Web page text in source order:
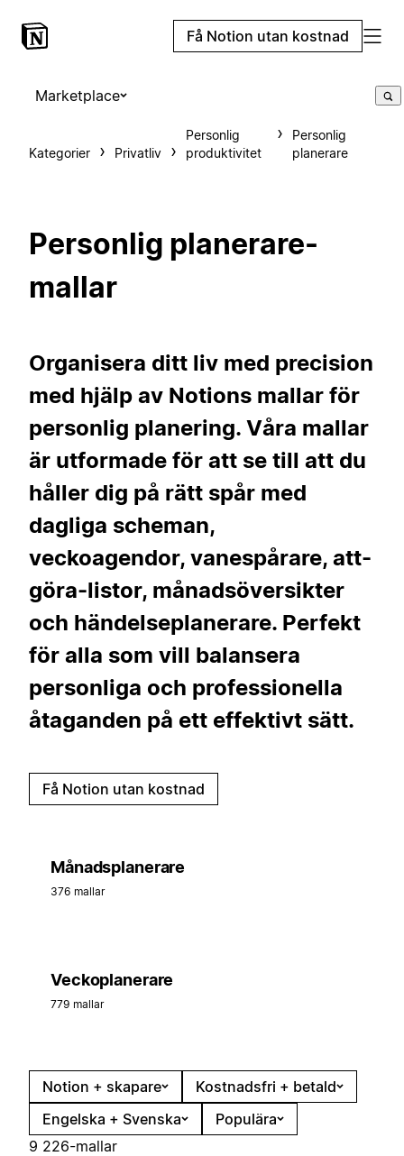
Få Notion utan kostnad
Marketplace
Kategorier Privatliv
Personlig
produktivitet
Personlig
planerare
Personlig planerare-
mallar
Organisera ditt liv med precision
med hjälp av Notions mallar för
personlig planering. Våra mallar
är utformade för att se till att du
håller dig på rätt spår med
dagliga scheman,
veckoagendor, vanespårare, att-
göra-listor, månadsöversikter
och händelseplanerare. Perfekt
för alla som vill balansera
personliga och professionella
åtaganden på ett effektivt sätt.
Få Notion utan kostnad
Månadsplanerare
376 mallar
Veckoplanerare
779 mallar
Notion + skapare
Kostnadsfri + betald
Engelska + Svenska
Populära
9 226-mallar